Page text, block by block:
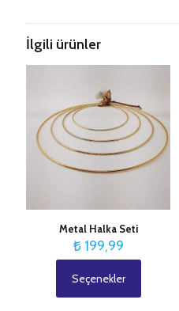
İlgili ürünler
Metal Halka Seti
₺199,99
Seçenekler
ürünün